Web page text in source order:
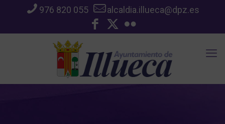
976 820 055 alcaldia.illueca@dpz.es